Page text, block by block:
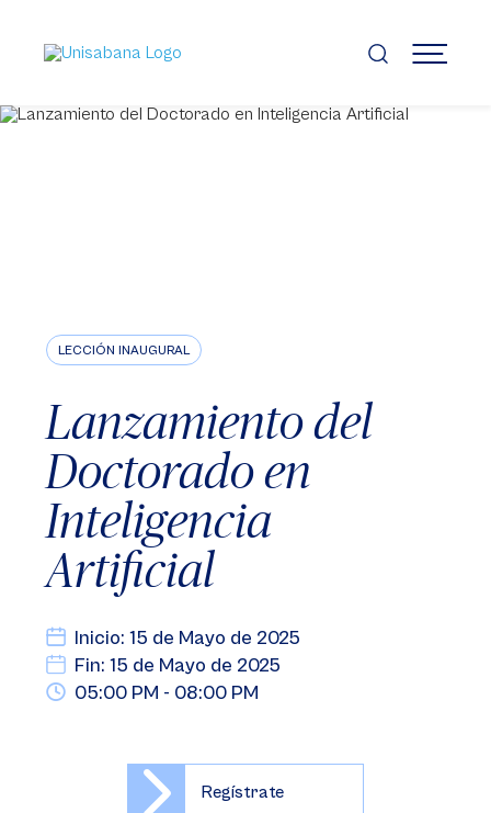
contenido
principal
MENÚ
LECCIÓN INAUGURAL
Lanzamiento del
Doctorado en
Inteligencia
Artificial
Inicio: 15 de Mayo de 2025
Fin: 15 de Mayo de 2025
05:00 PM - 08:00 PM
Regístrate